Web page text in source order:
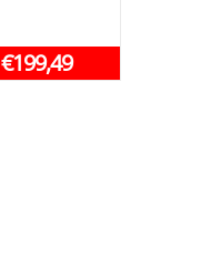
€199,49